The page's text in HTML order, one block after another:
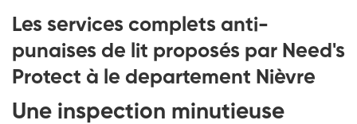
Les services complets anti-
punaises de lit proposés par Need's
Protect à le departement Nièvre
Une inspection minutieuse